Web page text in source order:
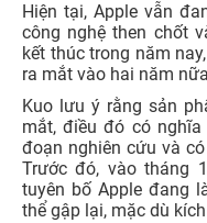
Hiện tại, Apple vẫn
công nghệ then chốt
kết thúc trong năm
ra mắt vào hai năm
Kuo lưu ý rằng sản
mắt, điều đó có
đoạn nghiên cứu và
Trước đó, vào tháng
tuyên bố Apple đang
thể gập lại, mặc dù